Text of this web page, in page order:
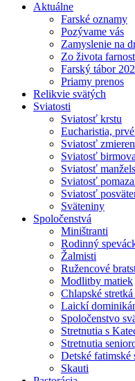
Aktuálne
Farské oznamy
Pozývame vás
Zamyslenie na
Zo života
Farský tábor
Priamy prenos
Relikvie svätých
Sviatosti
Sviatosť krstu
Eucharistia,
Sviatosť
Sviatosť
Sviatosť
Sviatosť
Sviatosť
Sväteniny
Spoločenstvá
Miništranti
Rodinný
Žalmisti
Ružencové
Modlitby matiek
Chlapské
Laickí
Spoločenstvo
Stretnutia s
Stretnutia
Detské fatimské
Skauti